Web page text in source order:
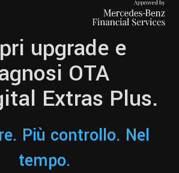
upgrade e
OTA
Extras Plus.
Più controllo. Nel
tempo.